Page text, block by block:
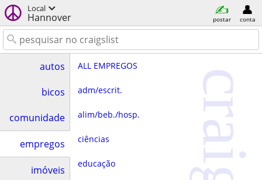
Local
Hannover postar conta
autos
bicos
comunidade
empregos
imóveis
ALL EMPREGOS
adm/escrit.
alim/beb./hosp.
ciências
educação